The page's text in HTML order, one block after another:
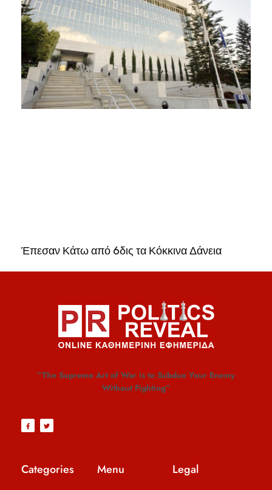
Έπεσαν Κάτω από 6δις τα Κόκκινα Δάνεια
”The Supreme Art of War is to Subdue Your Enemy
Without Fighting”
Categories Menu Legal